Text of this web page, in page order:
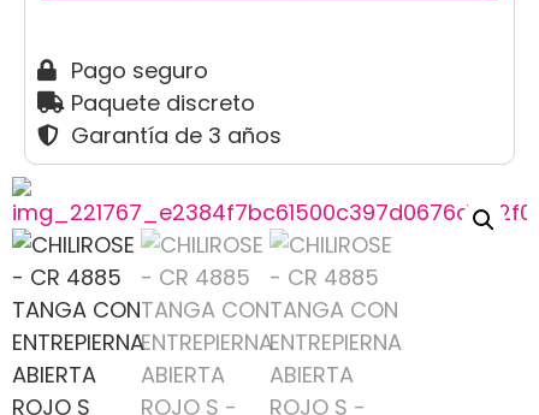
Pago seguro
Paquete discreto
Garantía de 3 años